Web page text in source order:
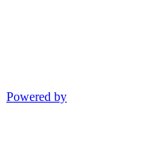
Powered by